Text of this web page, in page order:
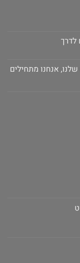
לדרך
אנחנו מתחילים